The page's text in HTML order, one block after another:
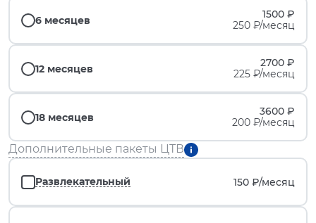
6 месяцев
1500 ₽
250 ₽/месяц
12 месяцев
2700 ₽
225 ₽/месяц
18 месяцев
3600 ₽
200 ₽/месяц
Дополнительные пакеты ЦТВ
Развлекательный 150 ₽/месяц